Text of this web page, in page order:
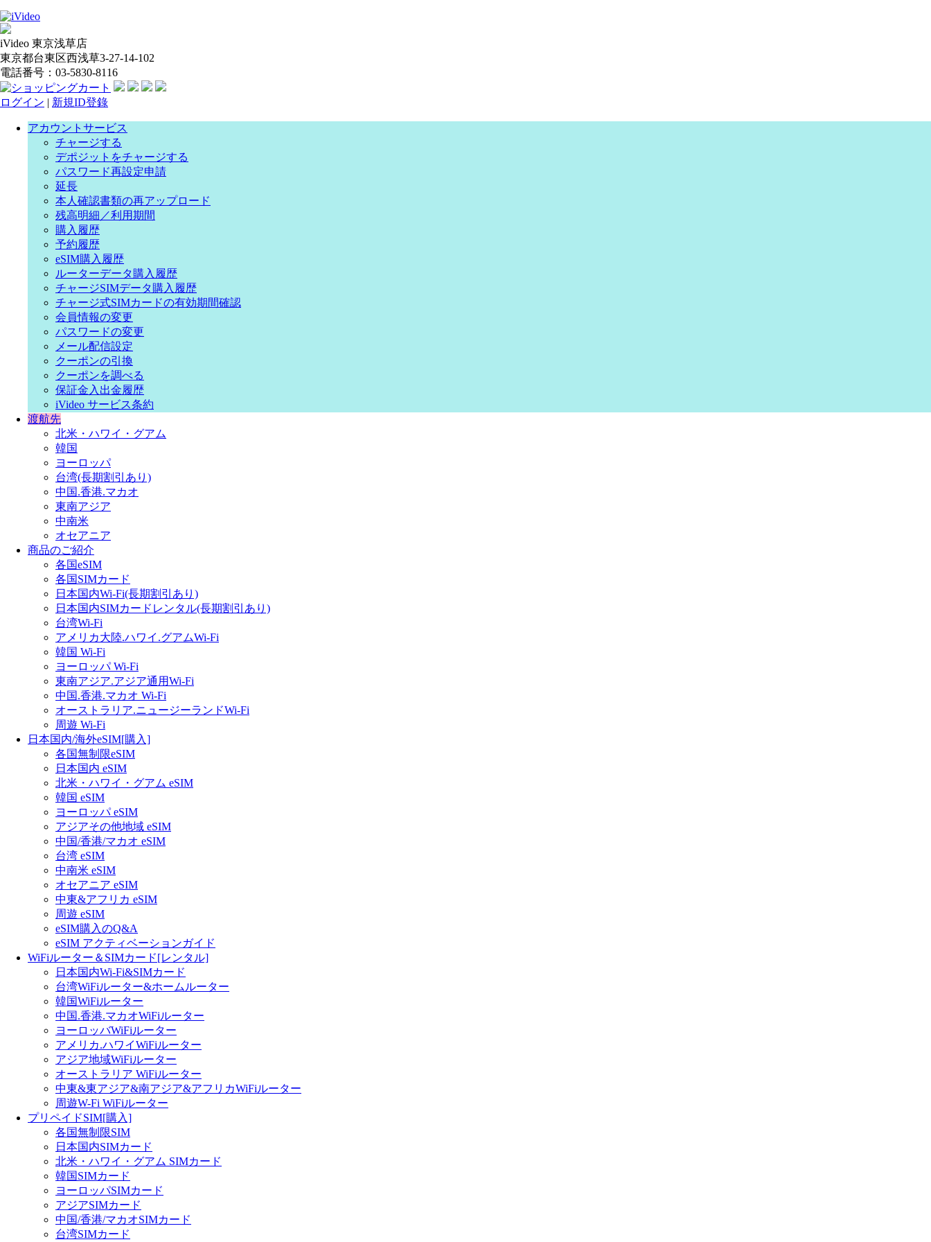
iVideo 東京浅草店
東京都台東区西浅草3-27-14-102
電話番号：03-5830-8116
ログイン | 新規ID登錄
アカウントサービス
チャージする
デポジットをチャージする
パスワード再設定申請
延長
本人確認書類の再アップロード
残高明細／利用期間
購入履歴
予約履歴
eSIM購入履歴
ルーターデータ購入履歴
チャージSIMデータ購入履歴
チャージ式SIMカードの有効期間確認
会員情報の変更
パスワードの変更
メール配信設定
クーポンの引換
クーポンを調べる
保証金入出金履歴
iVideo サービス条約
渡航先
北米・ハワイ・グアム
韓国
ヨーロッパ
台湾(長期割引あり)
中国.香港.マカオ
東南アジア
中南米
オセアニア
商品のご紹介
各国eSIM
各国SIMカード
日本国内Wi-Fi(長期割引あり)
日本国内SIMカードレンタル(長期割引あり)
台湾Wi-Fi
アメリカ大陸.ハワイ.グアムWi-Fi
韓国 Wi-Fi
ヨーロッパ Wi-Fi
東南アジア.アジア通用Wi-Fi
中国.香港.マカオ Wi-Fi
オーストラリア.ニュージーランドWi-Fi
周遊 Wi-Fi
日本国内/海外eSIM[購入]
各国無制限eSIM
日本国内 eSIM
北米・ハワイ・グアム eSIM
韓国 eSIM
ヨーロッパ eSIM
アジアその他地域 eSIM
中国/香港/マカオ eSIM
台湾 eSIM
中南米 eSIM
オセアニア eSIM
中東&アフリカ eSIM
周遊 eSIM
eSIM購入のQ&A
eSIM アクティベーションガイド
WiFiルーター＆SIMカード[レンタル]
日本国内Wi-Fi&SIMカード
台湾WiFiルーター&ホームルーター
韓国WiFiルーター
中国.香港.マカオWiFiルーター
ヨーロッバWiFiルーター
アメリカ.ハワイWiFiルーター
アジア地域WiFiルーター
オーストラリア WiFiルーター
中東&東アジア&南アジア&アフリカWiFiルーター
周遊W-Fi WiFiルーター
プリペイドSIM[購入]
各国無制限SIM
日本国内SIMカード
北米・ハワイ・グアム SIMカード
韓国SIMカード
ヨーロッパSIMカード
アジアSIMカード
中国/香港/マカオSIMカード
台湾SIMカード